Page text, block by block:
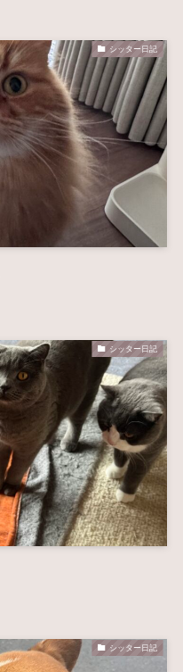
シッター日記
シッター日記
シッター日記